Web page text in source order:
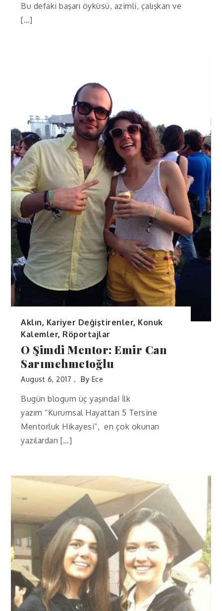
Bu defaki başarı öyküsü, azimli, çalışkan ve
[…]
Aklın, Kariyer Değiştirenler, Konuk
Kalemler, Röportajlar
O Şimdi Mentor: Emir Can
Sarımehmetoğlu
August 6, 2017 By Ece
Bugün blogum üç yaşında! İlk
yazım “Kurumsal Hayattan 5 Tersine
Mentorluk Hikayesi”, en çok okunan
yazılardan […]